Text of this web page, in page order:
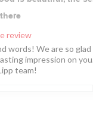
review
words! We are so
impression on
team!